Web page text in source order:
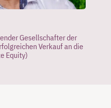
Gesellschafter der
Verkauf an die
Equity)